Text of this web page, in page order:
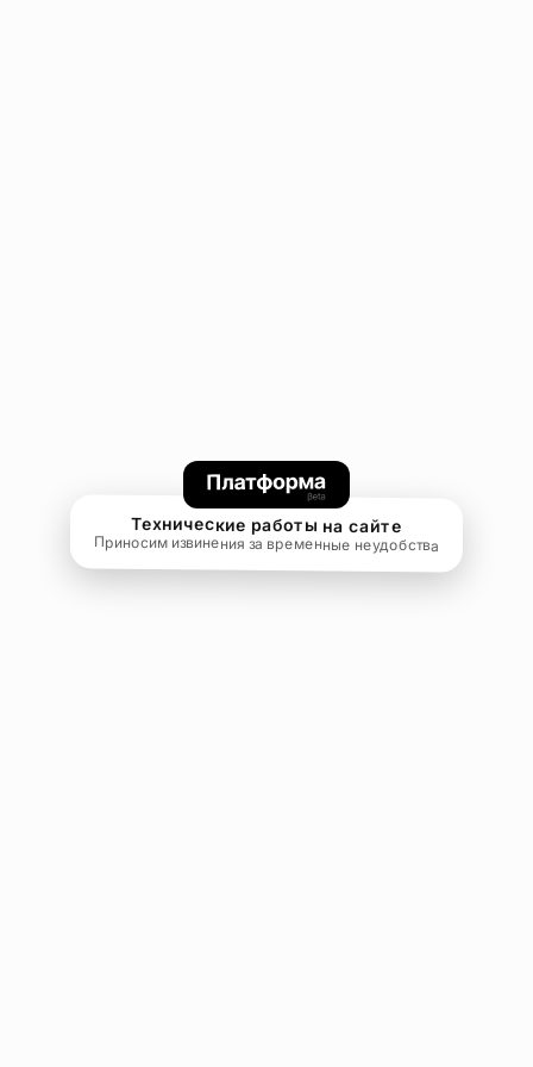
Технические работы на сайте
Приносим извинения за временные неудобства